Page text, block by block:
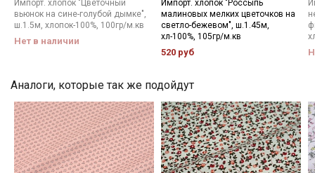
Импорт. хлопок "Цветочный
вьюнок на сине-голубой дымке",
ш.1.5м, хлопок-100%, 100гр/м.кв
Нет в наличии
Импорт. хлопок "Россыпь
малиновых мелких цветочков на
светло-бежевом", ш.1.45м,
хл-100%, 105гр/м.кв
520 руб
Аналоги, которые так же подойдут
промокоды и скидки до 30% на узкие
категории тканей
Подписаться